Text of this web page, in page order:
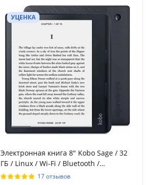
УЦЕНКА
Электронная книга 8" Kobo Sage / 32
ГБ / Linux / Wi-Fi / Bluetooth /
Сенсорный E-Ink экран (1440×1920) /
17 отзывов